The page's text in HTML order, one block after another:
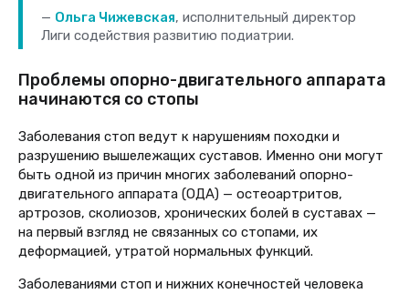
Ольга Чижевская, исполнительный директор
Лиги содействия развитию подиатрии.
Проблемы опорно-двигательного аппарата
начинаются со стопы
Заболевания стоп ведут к нарушениям походки и
разрушению вышележащих суставов. Именно они могут
быть одной из причин многих заболеваний опорно-
двигательного аппарата (ОДА) — остеоартритов,
артрозов, сколиозов, хронических болей в суставах —
на первый взгляд не связанных со стопами, их
деформацией, утратой нормальных функций.
Заболеваниями стоп и нижних конечностей человека